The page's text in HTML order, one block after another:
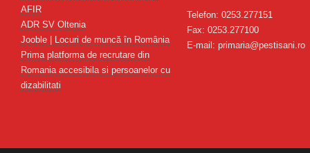
AFIR
ADR SV Oltenia
Jooble | Locuri de muncă în România
Prima platforma de recrutare din
Romania accesibila si persoanelor cu
dizabilitati
Telefon: 0253.277151
Fax: 0253.277100
E-mail: primaria@pestisani.ro